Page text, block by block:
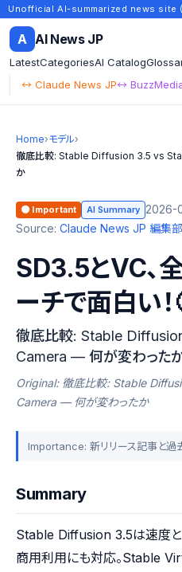
Unofficial AI-summarized news site
A AI News JP
LatestCategoriesAI Catalog
↔ Claude News JP↔
Home›モデル›
徹底比較: Stable Diffusion 3.5 vs
か
🟠 Important AI Summary 2026-
Source: Claude News JP 編集部
SD3.5とVC、
ーチで面白い
徹底比較: Stable
Camera — 何が変わった
Original: 徹底比較: Stable
Camera — 何が変わったか
Importance: 新リリース記事と過
Summary
Stable Diffusion 3.5は速度と
商用利用にも対応。Stable